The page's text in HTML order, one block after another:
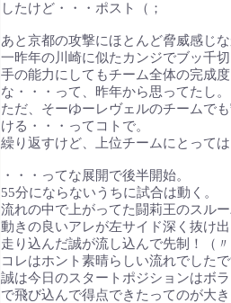
したけど・・・ポスト（；
あと京都の攻撃にほとんど脅威感じ
一昨年の川崎に似たカンジでブッ千
手の能力にしてもチーム全体の完成
な・・・って、昨年から思ってたし。
ただ、そーゆーレヴェルのチームで
ける・・・ってコトで。
繰り返すけど、上位チームにとって
・・・ってな展開で後半開始。
55分にならないうちに試合は動く。
流れの中で上がってた闘莉王のスル
動きの良いアレが左サイド深く抜け
走り込んだ誠が流し込んで先制！（
コレはホント素晴らしい流れでした
誠は今日のスタートポジションはボ
で飛び込んで得点できたってのが大